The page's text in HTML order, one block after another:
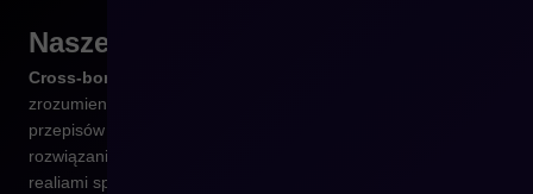
Nasze
Cross-border to nie tylko tłumaczenie strony
zrozumienie potrzeb klientów w różnych krajach, lokalnych
przepisów i różnic kulturowych. W CREHLER tworzymy
rozwiązania, które są elastyczne, skalowalne i zgodne z
realiami sprzedaży międzynarodowej.